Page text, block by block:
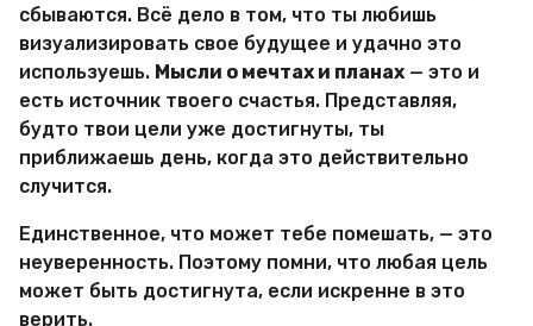
сбываются. Всё дело в том, что ты любишь
визуализировать свое будущее и удачно это
используешь. Мысли о мечтах и планах — это и
есть источник твоего счастья. Представляя,
будто твои цели уже достигнуты, ты
приближаешь день, когда это действительно
случится.
Единственное, что может тебе помешать, — это
неуверенность. Поэтому помни, что любая цель
может быть достигнута, если искренне в это
верить.